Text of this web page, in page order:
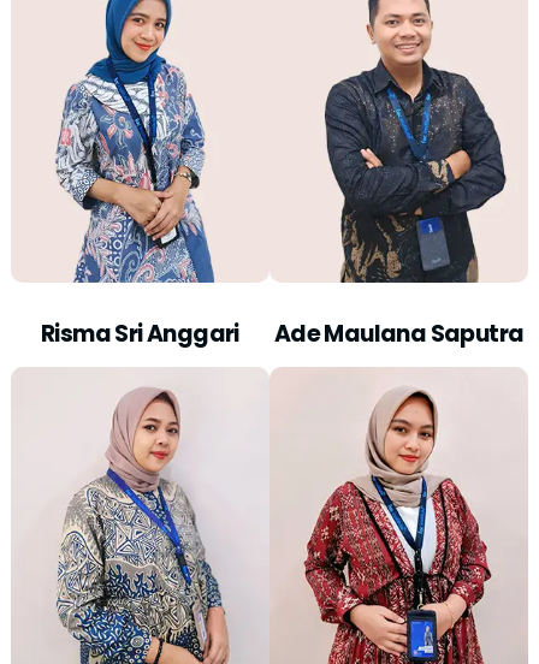
Risma Sri Anggari Ade Maulana Saputra